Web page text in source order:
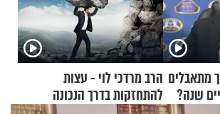
מתאבלים
שנה?
הרב מרדכי לוי - עצות
להתחזקות בדרך הנכונה